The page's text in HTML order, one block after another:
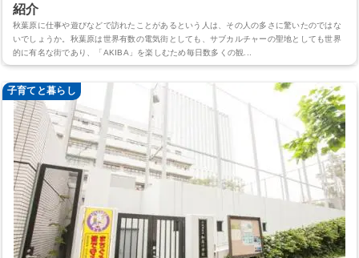
紹介
秋葉原に仕事や遊びなどで訪れたことがあるという人は、その人の多さに驚いたのではな
いでしょうか。秋葉原は世界有数の電気街としても、サブカルチャーの聖地としても世界
的に有名な街であり、「AKIBA」を楽しむため毎日数多くの観...
子育てと暮らし